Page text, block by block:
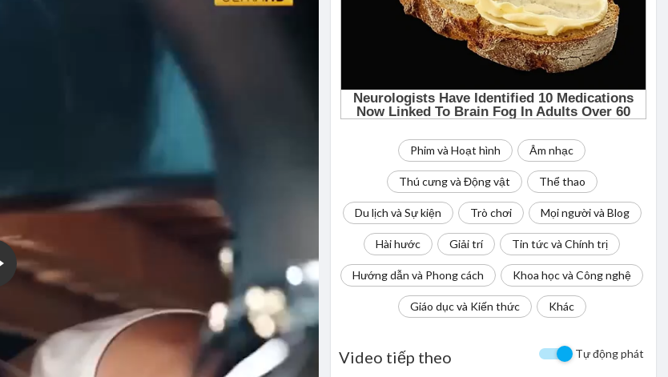
Phim và Hoạt hình Âm nhạc
Thú cưng và Động vật Thể thao
Du lịch và Sự kiện Trò chơi Mọi người và Blog
Hài hước Giải trí Tin tức và Chính trị
Hướng dẫn và Phong cách Khoa học và Công nghệ
Giáo dục và Kiến thức Khác
Video tiếp theo Tự động phát